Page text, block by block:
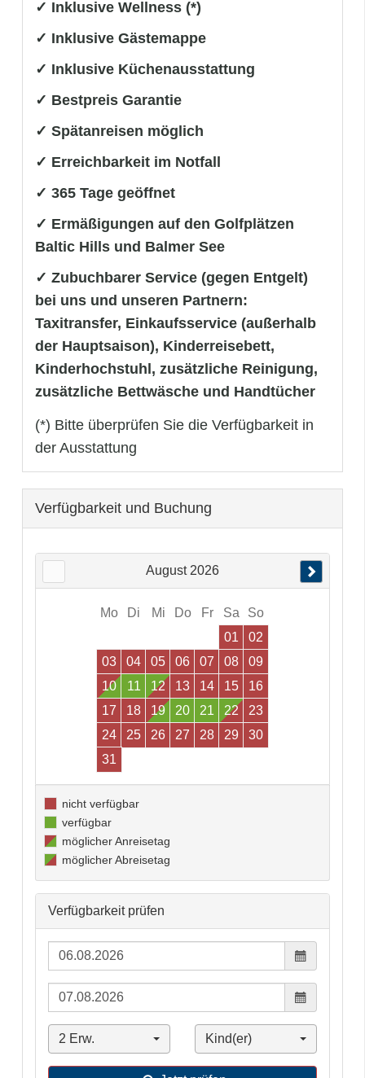
✓ Inklusive Wellness (*)
✓ Inklusive Gästemappe
✓ Inklusive Küchenausstattung
✓ Bestpreis Garantie
✓ Spätanreisen möglich
✓ Erreichbarkeit im Notfall
✓ 365 Tage geöffnet
✓ Ermäßigungen auf den Golfplätzen
Baltic Hills und Balmer See
✓ Zubuchbarer Service (gegen Entgelt)
bei uns und unseren Partnern:
Taxitransfer, Einkaufsservice (außerhalb
der Hauptsaison), Kinderreisebett,
Kinderhochstuhl, zusätzliche Reinigung,
zusätzliche Bettwäsche und Handtücher
(*) Bitte überprüfen Sie die Verfügbarkeit in
der Ausstattung
Verfügbarkeit und Buchung